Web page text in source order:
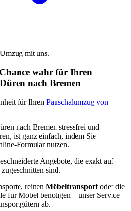
mit uns.
wahr für Ihren
nach Bremen
für Ihren Pauschalumzug von
nach Bremen stressfrei und
ist ganz einfach, indem Sie
Formular nutzen.
Angebote, die exakt auf
zugeschnitten sind.
reinen Möbeltransport oder die
für Möbel benötigen – unser Service
ab.